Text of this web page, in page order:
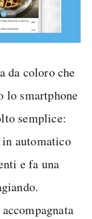
da coloro che
lo smartphone
semplice:
in automatico
e fa una